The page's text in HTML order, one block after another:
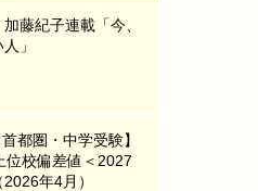
藤紀子連載「今、
」
都圏・中学受験】
位校偏差値＜2027
年4月）